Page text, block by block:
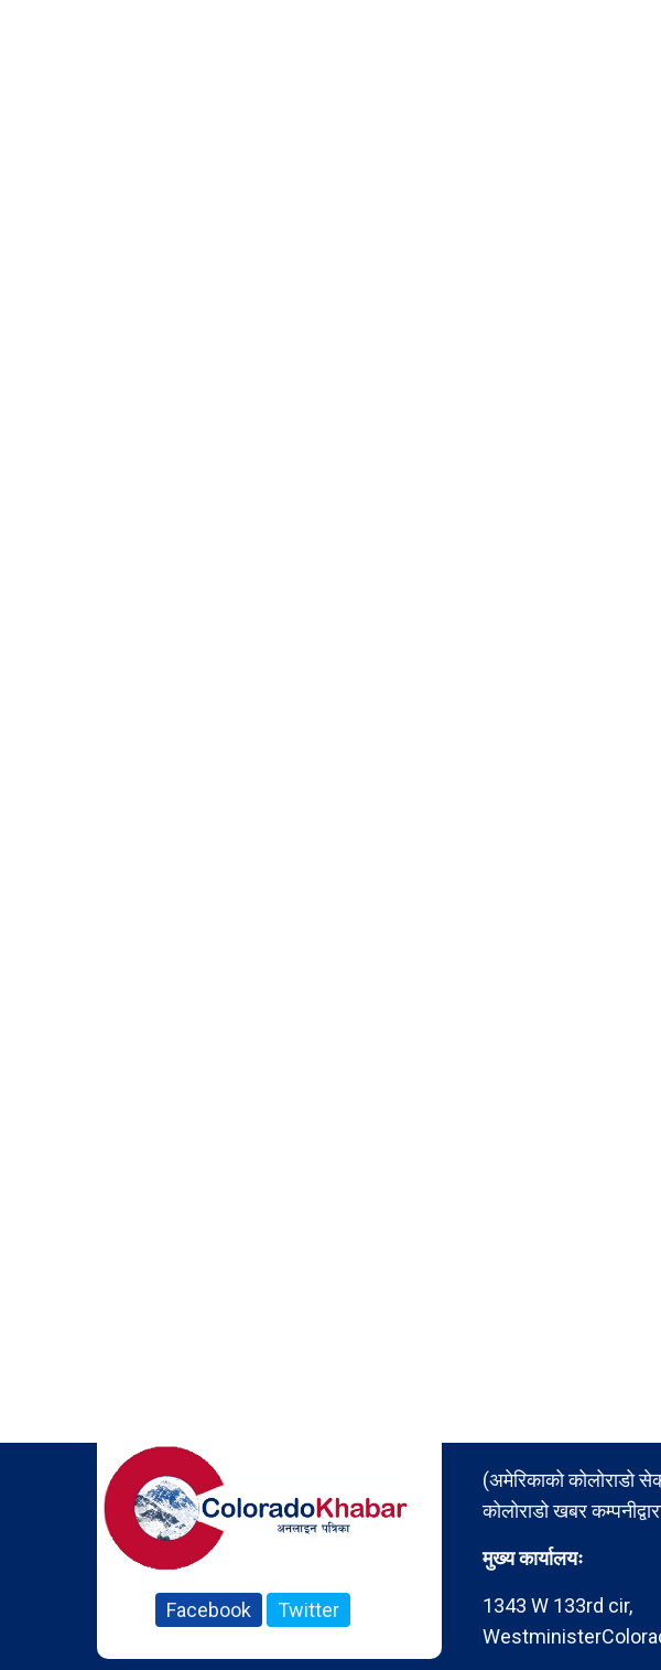
Facebook Twitter
(अमेरिकाको कोलोराडो
कोलोराडो खबर
मुख्य कार्यालयः
1343 W 133rd cir,